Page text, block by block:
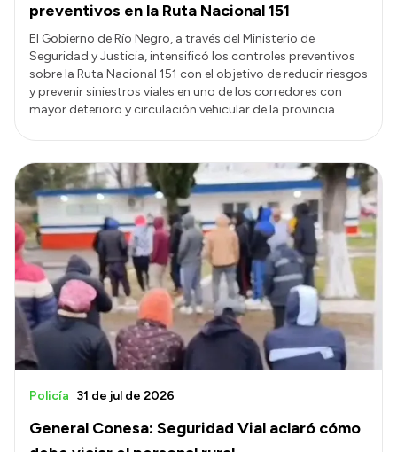
preventivos en la Ruta Nacional 151
El Gobierno de Río Negro, a través del Ministerio de
Seguridad y Justicia, intensificó los controles preventivos
sobre la Ruta Nacional 151 con el objetivo de reducir riesgos
y prevenir siniestros viales en uno de los corredores con
mayor deterioro y circulación vehicular de la provincia.
General Conesa: Seguridad Vial aclaró cómo
Policía 31 de jul de 2026